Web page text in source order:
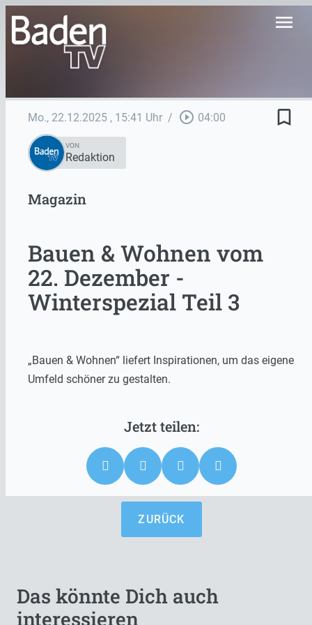
menu
Mo., 22.12.2025 , 15:41 Uhr / play_circle_outline 04:00 bookmark_border
VON
Redaktion
Magazin
Bauen & Wohnen vom
22. Dezember -
Winterspezial Teil 3
„Bauen & Wohnen“ liefert Inspirationen, um das eigene
Umfeld schöner zu gestalten.
ZURÜCK
Das könnte Dich auch
interessieren